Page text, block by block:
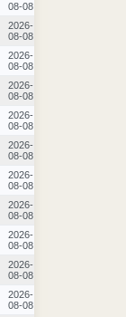
08-08
2026-
08-08
2026-
08-08
2026-
08-08
2026-
08-08
2026-
08-08
2026-
08-08
2026-
08-08
2026-
08-08
2026-
08-08
2026-
08-08